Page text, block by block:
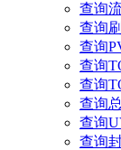
查询
查询
查询
查询
查询
查询
查询
查询